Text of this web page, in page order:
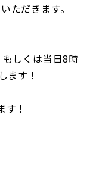
ただきます。
しくは当日8時
ます！
！